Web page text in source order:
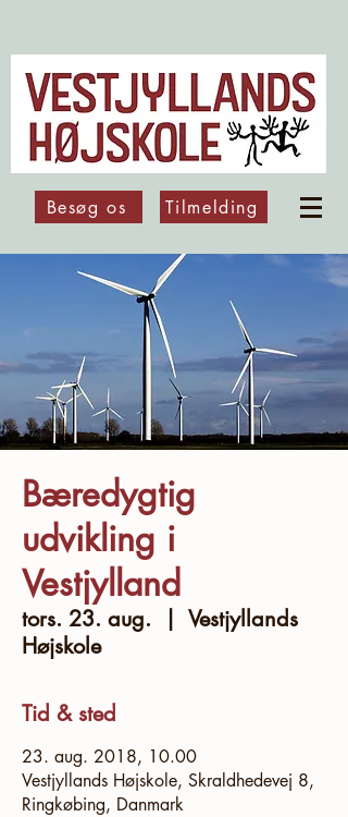
Besøg os Tilmelding
Bæredygtig
udvikling i
Vestjylland
tors. 23. aug.
  |
Vestjyllands
Højskole
Tid & sted
23. aug. 2018, 10.00
Vestjyllands Højskole, Skraldhedevej 8,
Ringkøbing, Danmark